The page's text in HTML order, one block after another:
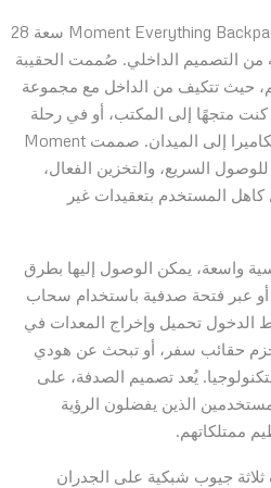
يكتسب تصميم حقيبة الظهر Moment Everything Backpack سعة 28
من التصميم الداخلي. صُممت الحقيبة
حيث تتكيف من الداخل مع مجموعة
متجهًا إلى المكتب، أو في رحلة
نهاية أسبوع، أو تحمل معدات الكاميرا إلى الميدان. صممت Moment
السريع، والتخزين الفعال،
المستخدم بتعقيدات غير
واسعة، يمكن الوصول إليها بطرق
أو عبر فتحة صدفية باستخدام سحاب
الدخول تحميل وإخراج المعدات في
حقائب سفر، أو تبحث عن هودي
يُعد تصميم الصدفة، على
الذين يفضلون الرؤية
ممتلكاتهم.
جيوب شبكية على الجدران